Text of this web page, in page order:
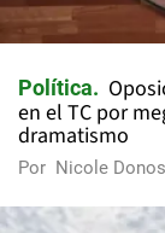
Política
en el TC por
dramatismo
Por Nicole